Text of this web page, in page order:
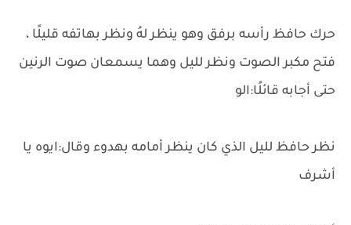
حرك حافظ رأسه برفق وهو ينظر لهُ ونظر بهاتفه قليلًا ،
فتح مكبر الصوت ونظر لليل وهما يسمعان صوت الرنين
حتى أجابه قائلًا:الو
نظر حافظ لليل الذي كان ينظر أمامه بهدوء وقال:ايوه يا
أشرف